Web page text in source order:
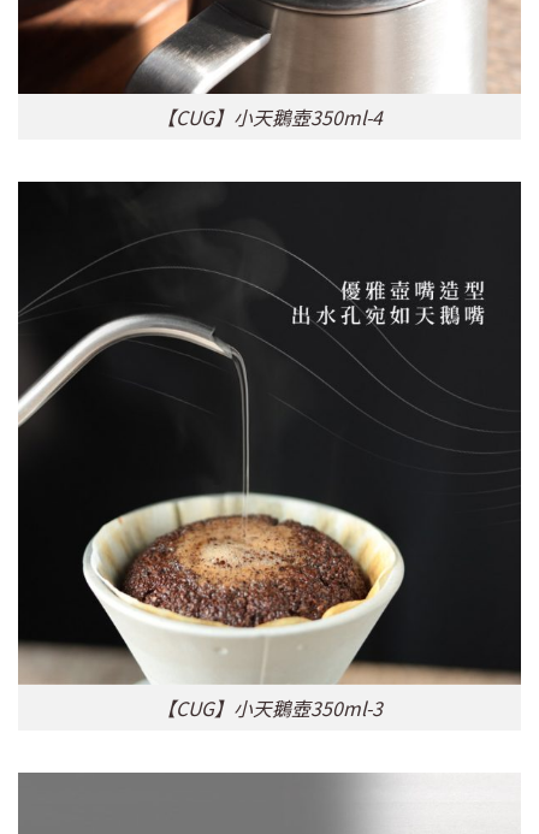
【CUG】小天鵝壺350ml-4
【CUG】小天鵝壺350ml-3